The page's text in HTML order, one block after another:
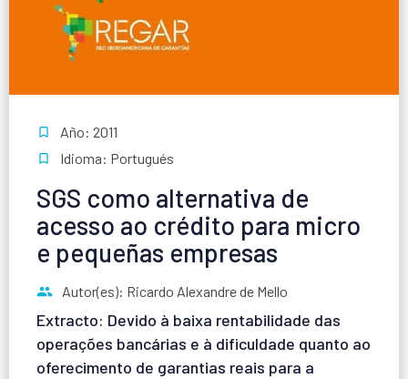
Año: 2011
Idioma: Portugués
SGS como alternativa de
acesso ao crédito para micro
e pequeñas empresas
Autor(es): Ricardo Alexandre de Mello
Extracto: Devido à baixa rentabilidade das
operações bancárias e à dificuldade quanto ao
oferecimento de garantias reais para a